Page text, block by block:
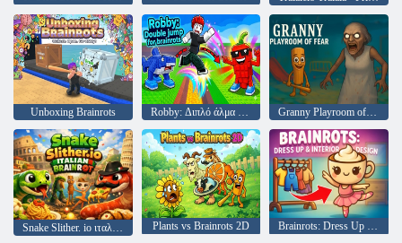
Unboxing Brainrots
Plants vs Brainrots 2D Brainrots: Dress Up & Interior Design